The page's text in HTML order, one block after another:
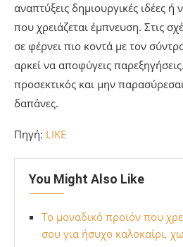
αναπτύξεις δημιουργικές ιδέες ή
που χρειάζεται έμπνευση. Στις
σε φέρνει πιο κοντά με τον
αρκεί να αποφύγεις
προσεκτικός και μην
δαπάνες.
Πηγή: LIKE
You Might Also Like
Το μοναδικό προϊόν που
σου για ήσυχο καλοκαίρι,